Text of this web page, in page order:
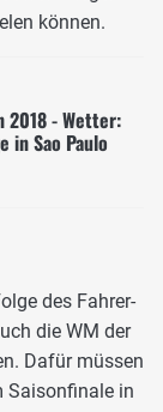
können.
2018 - Wetter:
in Sao Paulo
des Fahrer-
die WM der
Dafür müssen
Saisonfinale in